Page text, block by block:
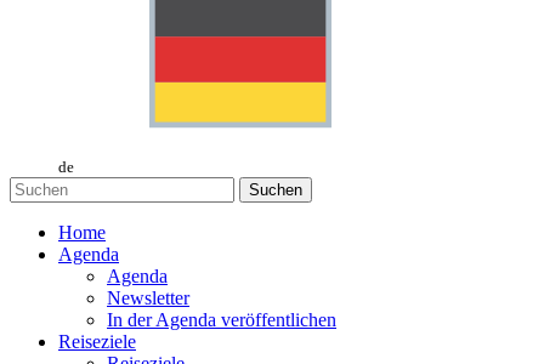
de
Suchen
Home
Agenda
Agenda
Newsletter
In der Agenda veröffentlichen
Reiseziele